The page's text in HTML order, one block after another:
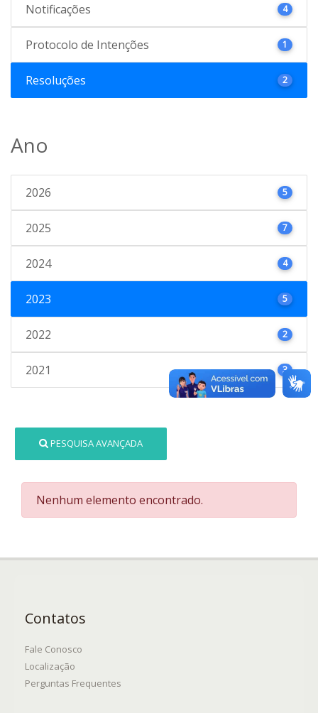
Notificações 4
Protocolo de Intenções 1
Resoluções 2
Ano
2026 5
2025 7
2024 4
2023 5
2022 2
2021 3
PESQUISA AVANÇADA
Nenhum elemento encontrado.
Contatos
Fale Conosco
Localização
Perguntas Frequentes